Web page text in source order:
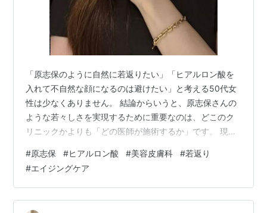
「原志保のように自然に若返りたい」「ヒアルロン酸を
入れて不自然な顔になるのは避けたい」と考える50代女
性は少なくありません。 結論からいうと、原志保さんの
ような若々しさを実現するために重要なのは、どこのク
リニックかよりも「どの医師が施術するか」です。 現在
時代ではなく、顔全体の骨格やたるみを分析し、自然な
立体感を作る技術が求められています。 特に50代になる
と、頬のボリューム低下や骨格変化が進むため、安さだ
けで選ぶと不自然な膨らみや違和感につながるケースも
#原志保 #ヒアルロン酸 #美容皮膚科 #若返り
#エイジングケア